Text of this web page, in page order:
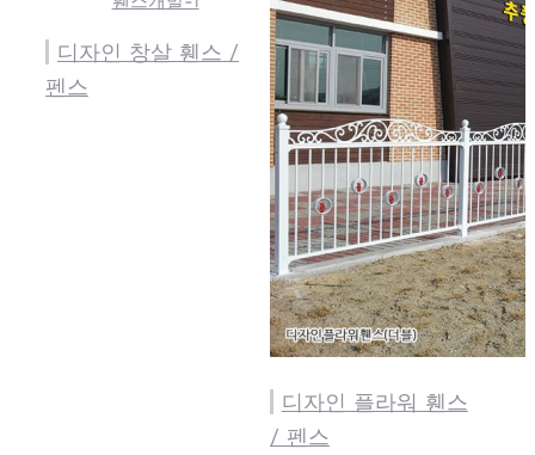
디자인 창살 휀스 /
펜스
디자인 플라워 휀스
/ 펜스